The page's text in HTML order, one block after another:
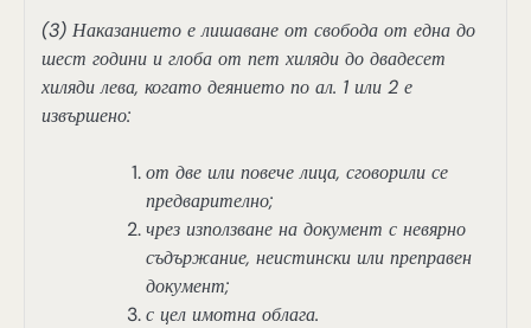
(3) Наказанието е лишаване от свобода от една до
шест години и глоба от пет хиляди до двадесет
хиляди лева, когато деянието по ал. 1 или 2 е
извършено:
от две или повече лица, сговорили се
предварително;
чрез използване на документ с невярно
съдържание, неистински или преправен
документ;
с цел имотна облага.